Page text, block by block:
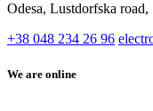
Odesa, Lustdorfska road,
+38 048 234 26 96
We are online